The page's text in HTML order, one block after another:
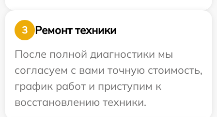
3
Ремонт техники
После полной диагностики мы
согласуем с вами точную стоимость,
график работ и приступим к
восстановлению техники.